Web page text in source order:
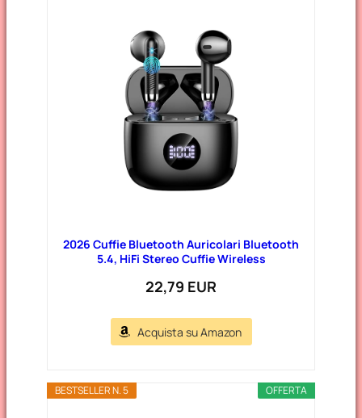
2026 Cuffie Bluetooth Auricolari Bluetooth
5.4, HiFi Stereo Cuffie Wireless
22,79 EUR
Acquista su Amazon
OFFERTA
BESTSELLER N. 5